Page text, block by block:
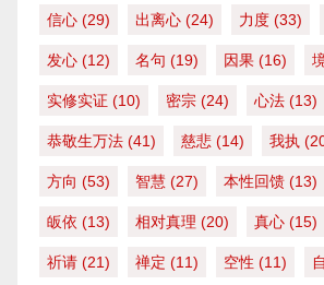
信心 (29) 出离心 (24) 力度 (33)
发心 (12) 名句 (19) 因果 (16)
实修实证 (10) 密宗 (24) 心法 (13)
恭敬生万法 (41) 慈悲 (14) 我执
方向 (53) 智慧 (27) 本性回馈 (13)
皈依 (13) 相对真理 (20) 真心 (15)
祈请 (21) 禅定 (11) 空性 (11)